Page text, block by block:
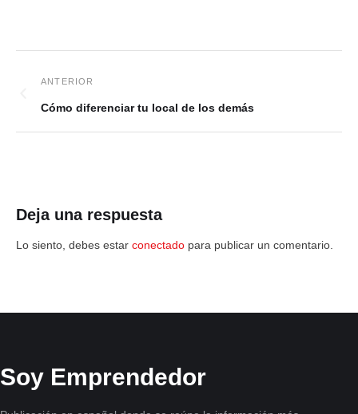
Cómo diferenciar tu local de los demás
Deja una respuesta
Lo siento, debes estar conectado para publicar un comentario.
Soy Emprendedor